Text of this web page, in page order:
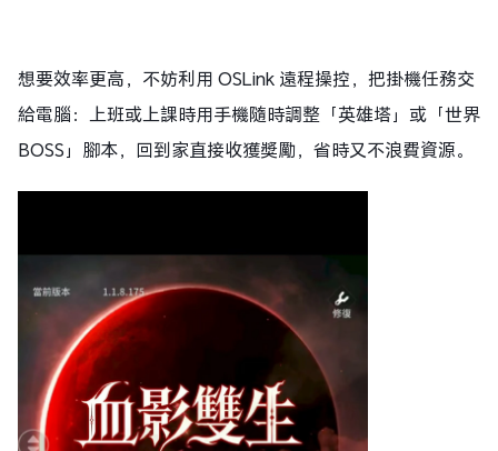
想要效率更高，不妨利用 OSLink 遠程操控，把掛機任務交
給電腦：上班或上課時用手機隨時調整「英雄塔」或「世界
BOSS」腳本，回到家直接收獲獎勵，省時又不浪費資源。